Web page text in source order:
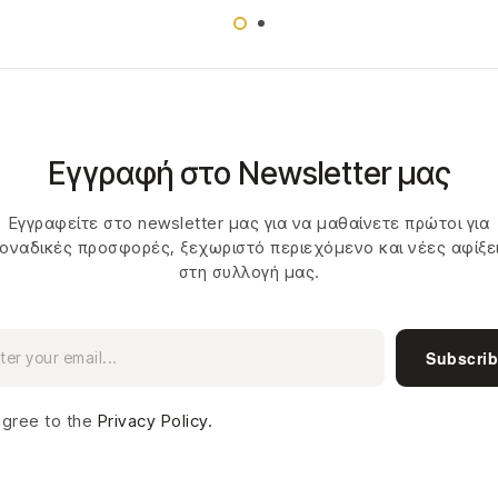
Εγγραφή στο Newsletter μας
Εγγραφείτε στο newsletter μας για να μαθαίνετε πρώτοι για
προσφορές, ξεχωριστό περιεχόμενο και νέες
στη συλλογή μας.
to the Privacy Policy.